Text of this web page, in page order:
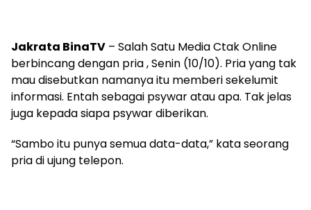
Jakrata BinaTV – Salah Satu Media Ctak Online
berbincang dengan pria , Senin (10/10). Pria yang tak
mau disebutkan namanya itu memberi sekelumit
informasi. Entah sebagai psywar atau apa. Tak jelas
juga kepada siapa psywar diberikan.
“Sambo itu punya semua data-data,” kata seorang
pria di ujung telepon.